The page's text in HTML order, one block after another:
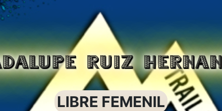
RUIZ
LIBRE FEMENIL